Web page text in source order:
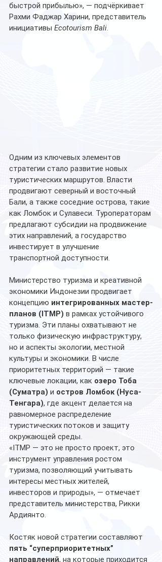
быстрой прибылью», — подчёркивает
Рахми Фаджар Харини, представитель
инициативы Ecotourism Bali.
Одним из ключевых элементов
стратегии стало развитие новых
туристических маршрутов. Власти
продвигают северный и восточный
Бали, а также соседние острова, такие
как Ломбок и Сулавеси. Туроператорам
предлагают субсидии на продвижение
этих направлений, а государство
инвестирует в улучшение
транспортной доступности.
Министерство туризма и креативной
экономики Индонезии продвигает
концепцию интегрированных мастер-
планов (ITMP) в рамках устойчивого
туризма. Эти планы охватывают не
только физическую инфраструктуру,
но и аспекты экологии, местной
культуры и экономики. В числе
приоритетных территорий — такие
ключевые локации, как озеро Тоба
(Суматра) и остров Ломбок (Нуса-
Тенгара), где акцент делается на
равномерное распределение
туристических потоков и защиту
окружающей среды.
«ITMP — это не просто проект, это
инструмент управления ростом
туризма, позволяющий учитывать
интересы местных жителей,
инвесторов и природы», — отмечает
представитель министерства, Рикки
Ардиянто.
Костяк новой стратегии составляют
пять “суперприоритетных”
направлений, на которые приходится